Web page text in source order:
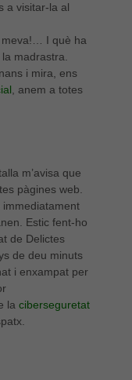
a visitar-la al
meva!… I què ha
madrastra.
i mira, ens
, anem a totes
m’avisa que
pàgines web.
immediatament
Estic fent-ho
de Delictes
de deu minuts
i enxampat per
la ciberseguretat